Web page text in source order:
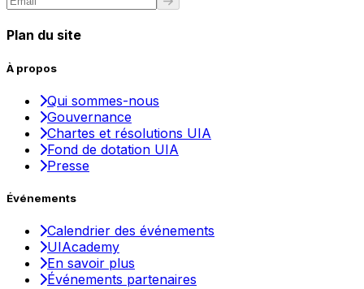
Plan du site
À propos
Qui sommes-nous
Gouvernance
Chartes et résolutions UIA
Fond de dotation UIA
Presse
Événements
Calendrier des événements
UIAcademy
En savoir plus
Événements partenaires